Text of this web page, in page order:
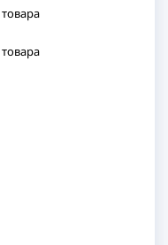
товара
товара